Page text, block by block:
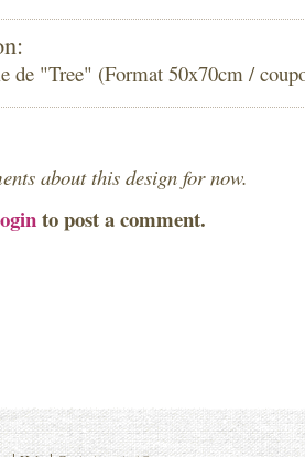
de "Tree" (Format 50x70cm /
about this design for now.
to post a comment.